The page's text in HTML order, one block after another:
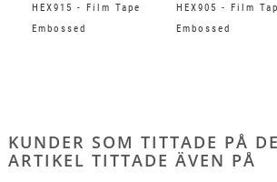
HEX915 - Film Tape
Embossed
HEX905 - Film
Embossed
KUNDER SOM TITTADE PÅ
ARTIKEL TITTADE ÄVEN PÅ